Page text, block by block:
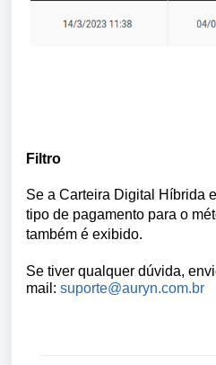
Filtro
Se a Carteira Digital Híbrida
tipo de pagamento para o
também é exibido.
Se tiver qualquer dúvida,
mail: suporte@auryn.com.br